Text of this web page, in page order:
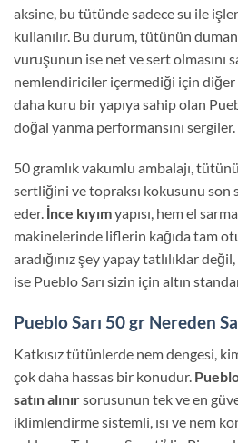
aksine, bu tütünde sadece su ile
kullanılır. Bu durum, tütünün
vuruşunun ise net ve sert olmasını
nemlendiriciler içermediği için
daha kuru bir yapıya sahip olan
doğal yanma performansını sergiler.
50 gramlık vakumlu ambalajı,
sertliğini ve topraksı kokusunu son
eder. İnce kıyımyapısı, hem el
makinelerinde liflerin kağıda tam
aradığınız şey yapay tatlılıklar değil,
ise Pueblo Sarı sizin için altın
Pueblo Sarı 50 gr Nereden
Katkısız tütünlerde nem dengesi,
çok daha hassas bir konudur.
satın alınırsorusunun tek ve en
iklimlendirme sistemli, ısı ve nem